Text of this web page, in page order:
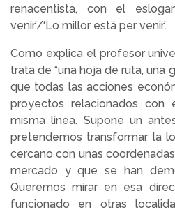
renacentista, con el
venir’/‘Lo millor está per venir’.
Como explica el profesor
trata de “una hoja de ruta, una
que todas las acciones
proyectos relacionados
misma línea. Supone un
pretendemos transformar la
cercano con unas
mercado y que se han
Queremos mirar en esa
funcionado en otras